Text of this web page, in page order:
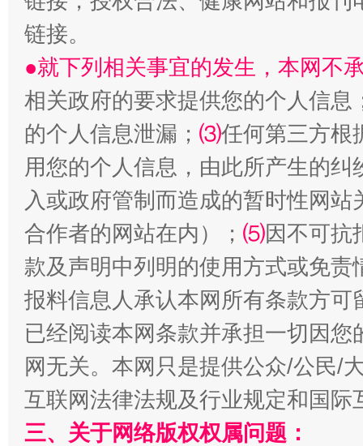
“刷贴”乱象丛生
生
揭批美国五大"原罪" "炒
链接。
●就下列相关事宜的发生，本网不
相关政府的要求提供您的个人信息
的个人信息泄漏； ⑶任何第三方根
用您的个人信息，由此所产生的纠
入或政府管制而造成的暂时性网
合作者的网站在内）； ⑸因不可抗
款及声明中列明的使用方式或免责
报料信息人承认本网所有条款方
已经阅读本网条款并承担一切因
网无关。本网只是提供公众/公民/
互联网法律法规及行业规定和国
三、关于网络版权权属问题：